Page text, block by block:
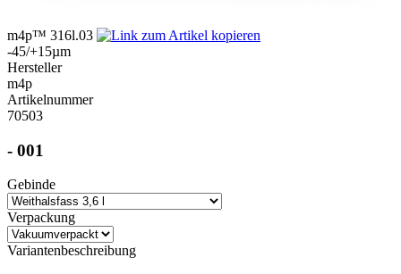
m4p™ 316l.03
-45/+15µm
Hersteller
m4p
Artikelnummer
70503
- 001
Gebinde
Verpackung
Variantenbeschreibung